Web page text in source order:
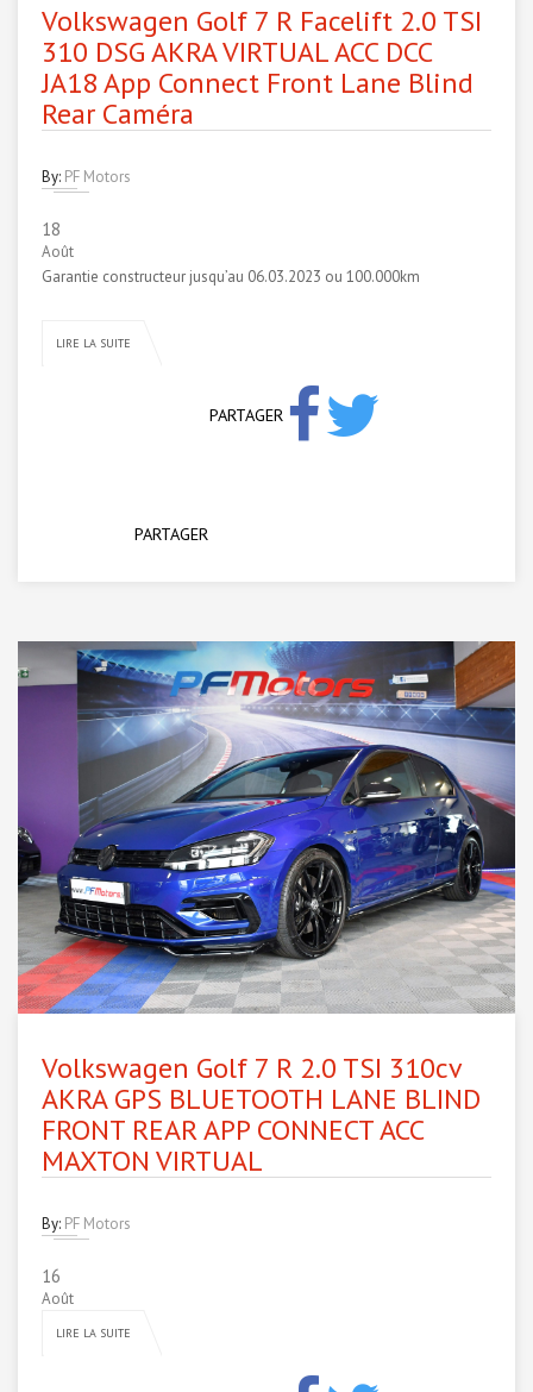
Volkswagen Golf 7 R Facelift 2.0 TSI
310 DSG AKRA VIRTUAL ACC DCC
JA18 App Connect Front Lane Blind
Rear Caméra
By: PF Motors
18
Août
Garantie constructeur jusqu’au 06.03.2023 ou 100.000km
LIRE LA SUITE
PARTAGER
PARTAGER
Volkswagen Golf 7 R 2.0 TSI 310cv
AKRA GPS BLUETOOTH LANE BLIND
FRONT REAR APP CONNECT ACC
MAXTON VIRTUAL
By: PF Motors
16
Août
LIRE LA SUITE